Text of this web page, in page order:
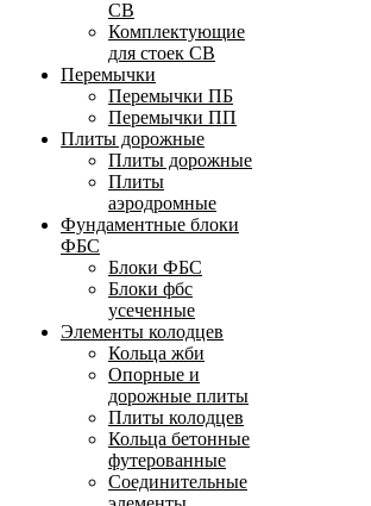
СВ
Комплектующие
для стоек СВ
Перемычки
Перемычки ПБ
Перемычки ПП
Плиты дорожные
Плиты дорожные
Плиты
аэродромные
Фундаментные блоки
ФБС
Блоки ФБС
Блоки фбс
усеченные
Элементы колодцев
Кольца жби
Опорные и
дорожные плиты
Плиты колодцев
Кольца бетонные
футерованные
Соединительные